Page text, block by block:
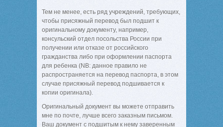
Тем не менее, есть ряд учреждений, требующих,
чтобы присяжный перевод был подшит к
оригинальному документу, например,
консульский отдел посольства России при
получении или отказе от российского
гражданства либо при оформлении паспорта
для ребенка (NB: данное правило не
распространяется на перевод паспорта, в этом
случае присяжный перевод подшивается к
копии оригинала).
Оригинальный документ вы можете отправить
мне по почте, лучше всего заказным письмом.
Ваш документ с подшитым к нему заверенным